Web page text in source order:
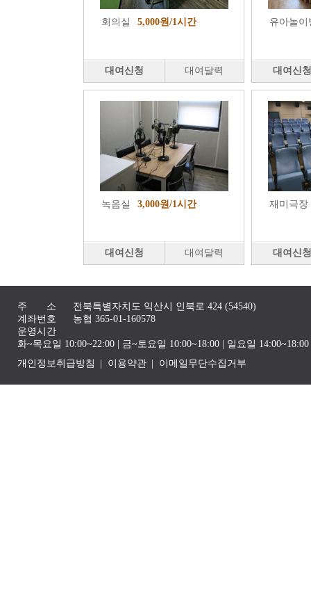
회의실 5,000원/1시간
대여신청 대여달력
유아놀이
대여신청
녹음실 3,000원/1시간
대여신청 대여달력
재미극장
대여신청
주 소
전북특별자치도 익산시 인북로 424 (54540)
계좌번호
농협 365-01-160578
운영시간
화~목요일 10:00~22:00 | 금~토요일 10:00~18:00 | 일요일
개인정보취급방침
이용약관 이메일무단수집거부